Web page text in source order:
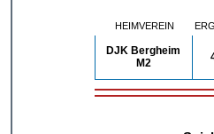
HEIMVEREIN
DJK Bergheim
M2